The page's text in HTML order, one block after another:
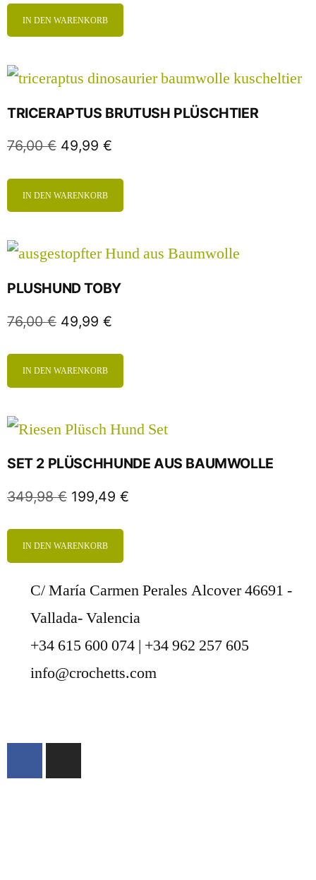
IN DEN WARENKORB
TRICERAPTUS BRUTUSH PLÜSCHTIER
76,00€ 49,99 €
IN DEN WARENKORB
PLUSHUND TOBY
76,00€ 49,99 €
IN DEN WARENKORB
SET 2 PLÜSCHHUNDE AUS BAUMWOLLE
349,98€ 199,49 €
IN DEN WARENKORB
C/ María Carmen Perales Alcover 46691 -
Vallada- Valencia
+34 615 600 074 | +34 962 257 605
info@crochetts.com